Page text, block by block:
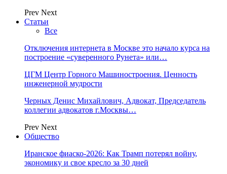
Prev Next
Статьи
Все
Отключения интернета в Москве это начало курса на
построение «суверенного Рунета» или…
ЦГМ Центр Горного Машиностроения. Ценность
инженерной мудрости
Черных Денис Михайлович, Адвокат, Председатель
коллегии адвокатов г.Москвы…
Prev Next
Общество
Иранское фиаско-2026: Как Трамп потерял войну,
экономику и свое кресло за 30 дней